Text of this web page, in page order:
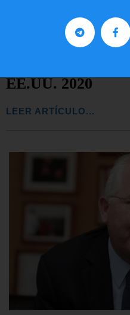
EE.UU. 2020
LEER ARTÍCULO...